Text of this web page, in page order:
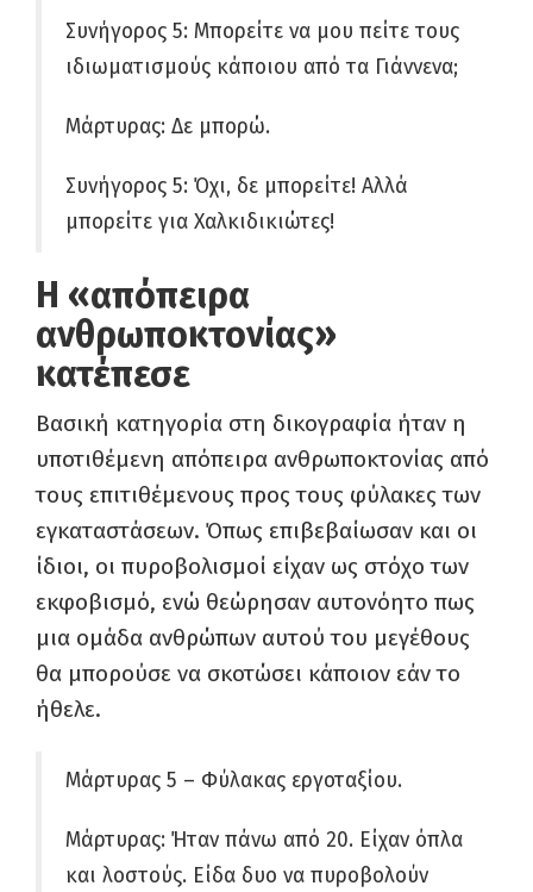
Συνήγορος 5: Μπορείτε να μου πείτε τους
ιδιωματισμούς κάποιου από τα Γιάννενα;
Μάρτυρας: Δε μπορώ.
Συνήγορος 5: Όχι, δε μπορείτε! Αλλά
μπορείτε για Χαλκιδικιώτες!
Η «απόπειρα
ανθρωποκτονίας»
κατέπεσε
Βασική κατηγορία στη δικογραφία ήταν η
υποτιθέμενη απόπειρα ανθρωποκτονίας από
τους επιτιθέμενους προς τους φύλακες των
εγκαταστάσεων. Όπως επιβεβαίωσαν και οι
ίδιοι, οι πυροβολισμοί είχαν ως στόχο των
εκφοβισμό, ενώ θεώρησαν αυτονόητο πως
μια ομάδα ανθρώπων αυτού του μεγέθους
θα μπορούσε να σκοτώσει κάποιον εάν το
ήθελε.
Μάρτυρας 5 – Φύλακας εργοταξίου.
Μάρτυρας: Ήταν πάνω από 20. Είχαν όπλα
και λοστούς. Είδα δυο να πυροβολούν